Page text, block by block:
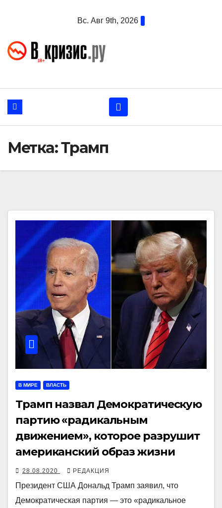
Вс. Авг 9th, 2026
Метка:Трамп
В МИРЕ ВЛАСТЬ
Трамп назвал Демократическую
партию «радикальным
движением», которое разрушит
американский образ жизни
28.08.2020 РЕДАКЦИЯ
Президент США Дональд Трамп заявил, что
Демократическая партия — это «радикальное